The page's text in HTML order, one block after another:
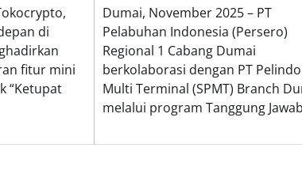
di
fitur mini
“Ketupat
Dumai, November 2025 – PT
Pelabuhan Indonesia (Persero)
Regional 1 Cabang Dumai
berkolaborasi dengan PT Pelindo
Multi Terminal (SPMT) Branch
melalui program Tanggung